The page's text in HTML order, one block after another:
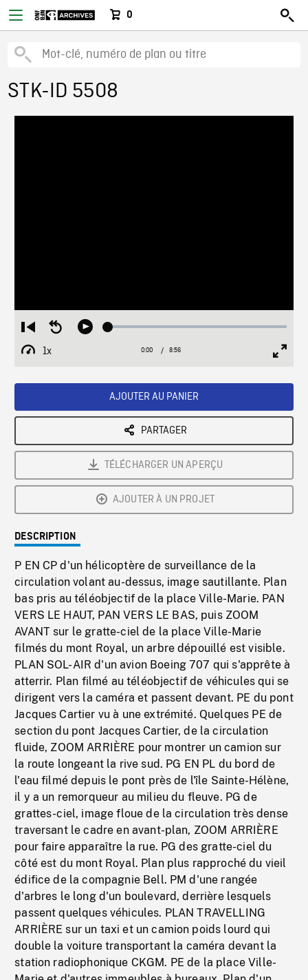
0
STK-ID 5508
Restart
from
beginning
Seek
Play Loaded:
1x
Playback
Current
0:00 / Duration
8:56
AJOUTER AU PANIER
PARTAGER
TÉLÉCHARGER UN APERÇU
AJOUTER À UN PROJET
DESCRIPTION
P EN CP d'un hélicoptère de surveillance de la
circulation volant au-dessus, image sautillante. Plan
bas pris au téléobjectif de la place Ville-Marie. PAN
VERS LE HAUT, PAN VERS LE BAS, puis ZOOM
AVANT sur le gratte-ciel de la place Ville-Marie
filmés du mont Royal, un arbre dépouillé est visible.
PLAN SOL-AIR d'un avion Boeing 707 qui s'apprête à
atterrir. Plan filmé au téléobjectif de véhicules qui se
dirigent vers la caméra et passent devant. PE du pont
Jacques Cartier vu à une extrémité. Quelques PE de
section du pont Jacques Cartier, de la circulation
fluide, ZOOM ARRIÈRE pour montrer un camion sur
la route longeant la rive sud. PG EN PL du bord de
l'eau filmé depuis le pont près de l'île Sainte-Hélène,
il y a un remorqueur au milieu du fleuve. PG de
grattes-ciel, image floue de la circulation très dense
traversant le cadre en avant-plan, ZOOM ARRIÈRE
pour faire apparaître la rue. PG des gratte-ciel du
côté est du mont Royal. Plan plus rapproché du vieil
édifice de la compagnie Bell. PM d'une rangée
d'arbres le long d'un boulevard, derrière lesquels
passent quelques véhicules. PLAN TRAVELLING
ARRIÈRE sur un taxi et un camion poids lourd qui
double la voiture transportant la caméra devant la
station radiophonique CKGM. PE de la place Ville-